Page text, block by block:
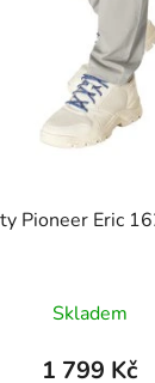
Pioneer Eric
Skladem
1 799 Kč